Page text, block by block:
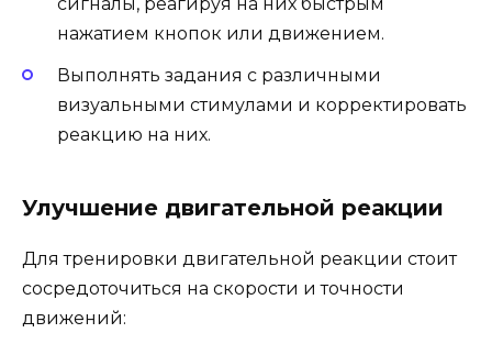
нажатием кнопок или движением.
Выполнять задания с различными
визуальными стимулами и корректировать
реакцию на них.
Улучшение двигательной реакции
Для тренировки двигательной реакции стоит
сосредоточиться на скорости и точности
движений: